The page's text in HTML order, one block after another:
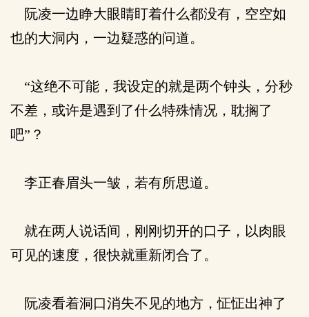
阮凌一边睁大眼睛盯着什么都没有，空空如
也的大洞内，一边疑惑的问道。
“这绝不可能，我设定的就是两个钟头，分秒
不差，或许是遇到了什么特殊情况，耽搁了
吧”？
李正春眉头一皱，若有所思道。
就在两人说话间，刚刚切开的口子，以肉眼
可见的速度，很快就重新闭合了。
阮凌看着洞口消失不见的地方，怔怔出神了